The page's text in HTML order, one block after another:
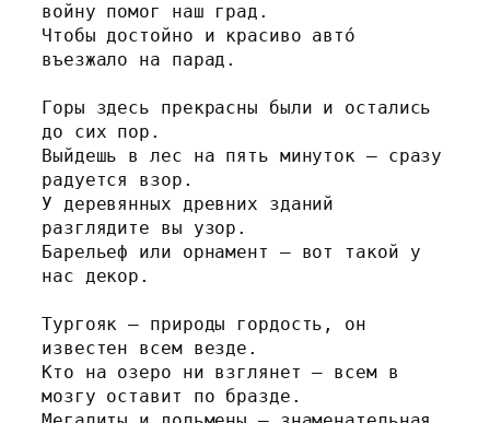
войну помог наш град.
Чтобы достойно и красиво автó
въезжало на парад.
Горы здесь прекрасны были и остались
до сих пор.
Выйдешь в лес на пять минуток – сразу
радуется взор.
У деревянных древних зданий
разглядите вы узор.
Барельеф или орнамент – вот такой у
нас декор.
Тургояк – природы гордость, он
известен всем везде.
Кто на озеро ни взглянет – всем в
мозгу оставит по бразде.